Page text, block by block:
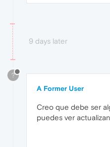
9 days later
?
A Former User
Creo que debe ser
puedes ver